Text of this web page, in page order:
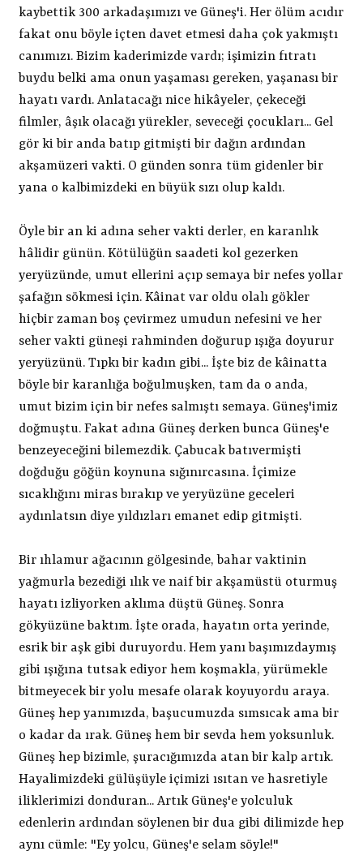
kaybettik 300 arkadaşımızı ve Güneş'i. Her ölüm acıdır
fakat onu böyle içten davet etmesi daha çok yakmıştı
canımızı. Bizim kaderimizde vardı; işimizin fıtratı
buydu belki ama onun yaşaması gereken, yaşanası bir
hayatı vardı. Anlatacağı nice hikâyeler, çekeceği
filmler, âşık olacağı yürekler, seveceği çocukları... Gel
gör ki bir anda batıp gitmişti bir dağın ardından
akşamüzeri vakti. O günden sonra tüm gidenler bir
yana o kalbimizdeki en büyük sızı olup kaldı.
Öyle bir an ki adına seher vakti derler, en karanlık
hâlidir günün. Kötülüğün saadeti kol gezerken
yeryüzünde, umut ellerini açıp semaya bir nefes yollar
şafağın sökmesi için. Kâinat var oldu olalı gökler
hiçbir zaman boş çevirmez umudun nefesini ve her
seher vakti güneşi rahminden doğurup ışığa doyurur
yeryüzünü. Tıpkı bir kadın gibi... İşte biz de kâinatta
böyle bir karanlığa boğulmuşken, tam da o anda,
umut bizim için bir nefes salmıştı semaya. Güneş'imiz
doğmuştu. Fakat adına Güneş derken bunca Güneş'e
benzeyeceğini bilemezdik. Çabucak batıvermişti
doğduğu göğün koynuna sığınırcasına. İçimize
sıcaklığını miras bırakıp ve yeryüzüne geceleri
aydınlatsın diye yıldızları emanet edip gitmişti.
Bir ıhlamur ağacının gölgesinde, bahar vaktinin
yağmurla bezediği ılık ve naif bir akşamüstü oturmuş
hayatı izliyorken aklıma düştü Güneş. Sonra
gökyüzüne baktım. İşte orada, hayatın orta yerinde,
esrik bir aşk gibi duruyordu. Hem yanı başımızdaymış
gibi ışığına tutsak ediyor hem koşmakla, yürümekle
bitmeyecek bir yolu mesafe olarak koyuyordu araya.
Güneş hep yanımızda, başucumuzda sımsıcak ama bir
o kadar da ırak. Güneş hem bir sevda hem yoksunluk.
Güneş hep bizimle, şuracığımızda atan bir kalp artık.
Hayalimizdeki gülüşüyle içimizi ısıtan ve hasretiyle
iliklerimizi donduran... Artık Güneş'e yolculuk
edenlerin ardından söylenen bir dua gibi dilimizde hep
aynı cümle: "Ey yolcu, Güneş'e selam söyle!"